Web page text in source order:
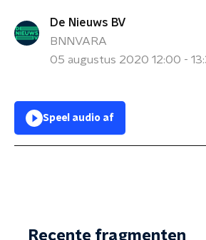
De Nieuws BV
BNNVARA
05 augustus 2020 12:00 -
Speel audio af
Recente fragmenten